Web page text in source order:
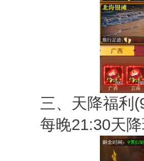
三、天降福利(9
每晚21:30天降